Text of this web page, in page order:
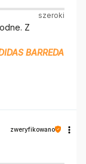
szeroki
Z
BARREDA
zweryfikowano